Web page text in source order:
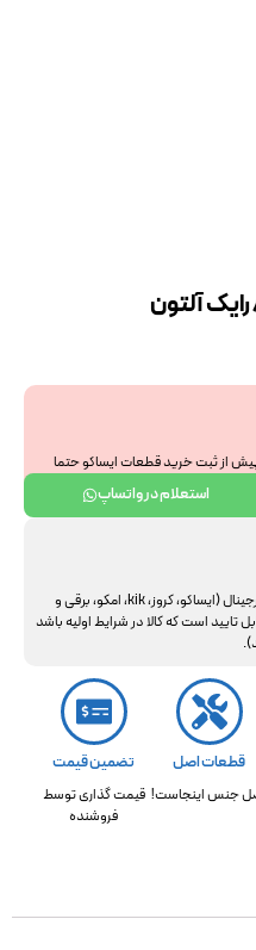
پیش از ثبت خرید قطعات ایساکو حتما
همراهی و درک شما سپاسگزاریم.
استعلام در واتساپ
درخواست مرجوع کردن کالا در گروه اجناس اورجینال (ایساکو، کروز، kik، امکو، برقی و
تایید است که کالا در شرایط اولیه باشد
قطعات اصل
جنس اینجاست!
تضمین قیمت
قیمت گذاری توسط
فروشنده